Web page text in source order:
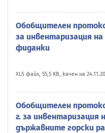
Обобщителен
за инвентаризация
фиданки
XLS файл, 55,5 KB, качен на
Обобщителен
г. за инвентаризация
държавните горски